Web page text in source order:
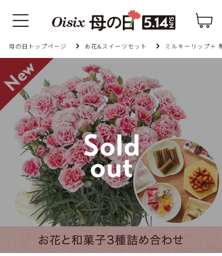
母の日トップページ お花&スイーツセット ミルキーリップ＋